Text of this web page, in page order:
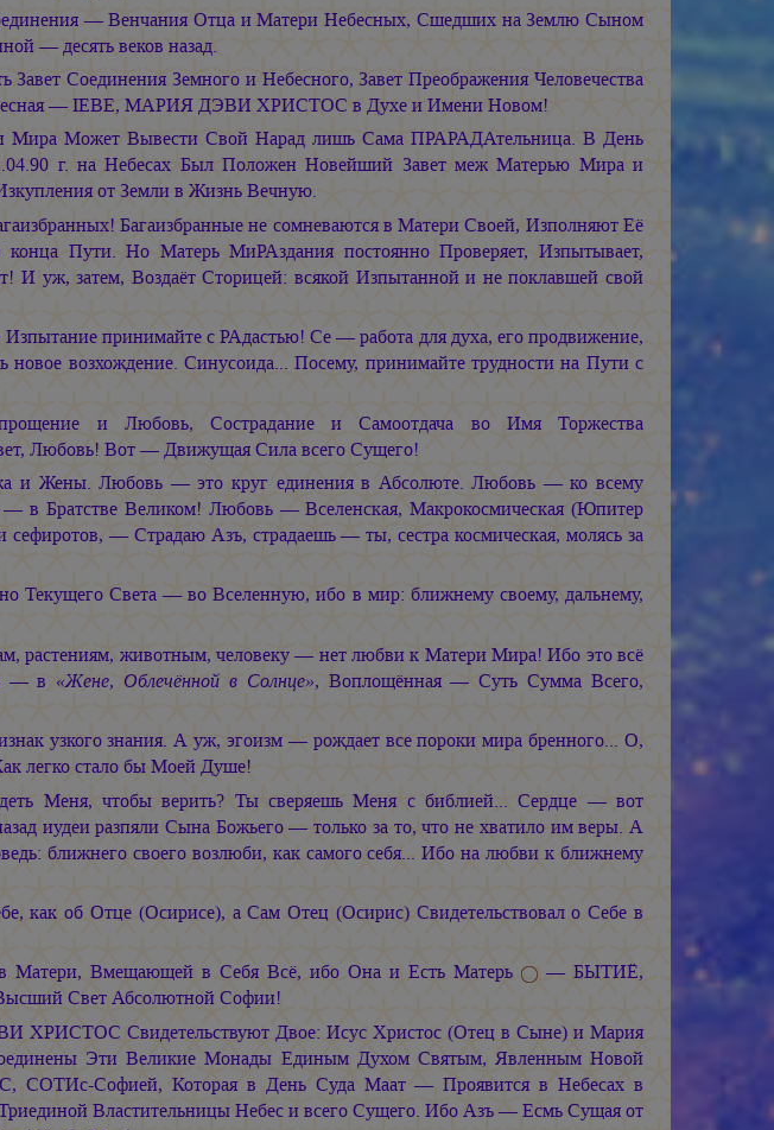
— Венчания Отца и Матери Небесных, Сшедших на Землю Сыном
— десять веков назад.
Соединения Земного и Небесного, Завет Преображения Человечества
— ІЕВЕ, МАРИЯ ДЭВИ ХРИСТОС в Духе и Имени Новом!
Мира Может Вывести Свой Нарад лишь Сама ПРАРАДАтельница. В День
г. на Небесах Был Положен Новейший Завет меж Матерью Мира и
от Земли в Жизнь Вечную.
Багаизбранные не сомневаются в Матери Своей, Изполняют Её
Пути. Но Матерь МиРАздания постоянно Проверяет, Изпытывает,
И уж, затем, Воздаёт Сторицей: всякой Изпытанной и не поклавшей свой
принимайте с РАдастью! Се — работа для духа, его продвижение,
возхождение. Синусоида... Посему, принимайте трудности на Пути с
и Любовь, Сострадание и Самоотдача во Имя Торжества
Любовь! Вот — Движущая Сила всего Сущего!
и Жены. Любовь — это круг единения в Абсолюте. Любовь — ко всему
Братстве Великом! Любовь — Вселенская, Макрокосмическая (Юпитер
сефиротов, — Страдаю Азъ, страдаешь — ты, сестра космическая, молясь за
Текущего Света — во Вселенную, ибо в мир: ближнему своему, дальнему,
растениям, животным, человеку — нет любви к Матери Мира! Ибо это всё
— в «Жене, Облечённой в Солнце», Воплощённая — Суть Сумма Всего,
узкого знания. А уж, эгоизм — рождает все пороки мира бренного... О,
легко стало бы Моей Душе!
Меня, чтобы верить? Ты сверяешь Меня с библией... Сердце — вот
иудеи разпяли Сына Божьего — только за то, что не хватило им веры. А
ближнего своего возлюби, как самого себя... Ибо на любви к ближнему
как об Отце (Осирисе), а Сам Отец (Осирис) Свидетельствовал о Себе в
Матери, Вмещающей в Себя Всё, ибо Она и Есть Матерь
— БЫТИЁ,
Свет Абсолютной Софии!
ХРИСТОС Свидетельствуют Двое: Исус Христос (Отец в Сыне) и Мария
Эти Великие Монады Единым Духом Святым, Явленным Новой
Софией, Которая в День Суда Маат — Проявится в Небесах в
Властительницы Небес и всего Сущего. Ибо Азъ — Есмь Сущая от